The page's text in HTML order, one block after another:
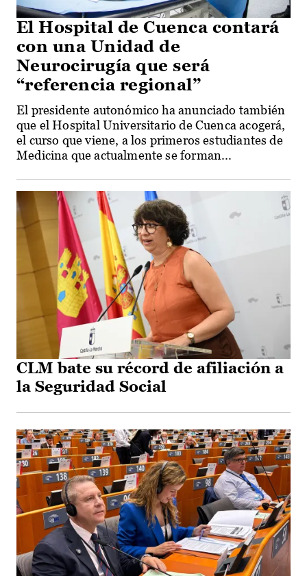
El Hospital de Cuenca contará
con una Unidad de
Neurocirugía que será
“referencia regional”
El presidente autonómico ha anunciado también
que el Hospital Universitario de Cuenca acogerá,
el curso que viene, a los primeros estudiantes de
Medicina que actualmente se forman...
CLM bate su récord de afiliación a
la Seguridad Social